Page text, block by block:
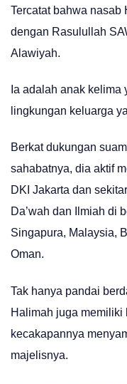
Tercatat bahwa nasab
dengan Rasulullah
Alawiyah.
Ia adalah anak kelima
lingkungan keluarga
Berkat dukungan
sahabatnya, dia aktif
DKI Jakarta dan
Da’wah dan Ilmiah di
Singapura, Malaysia,
Oman.
Tak hanya pandai
Halimah juga
kecakapannya
majelisnya.